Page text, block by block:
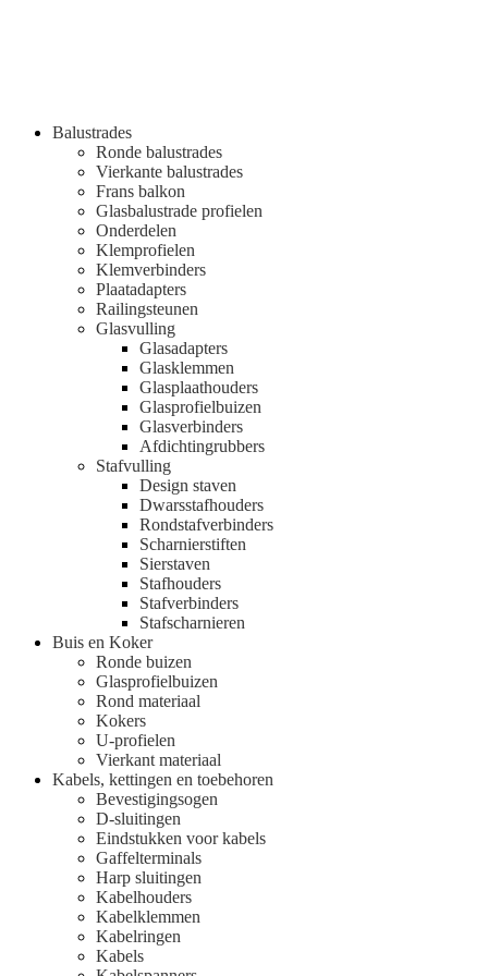
Balustrades
Ronde balustrades
Vierkante balustrades
Frans balkon
Glasbalustrade profielen
Onderdelen
Klemprofielen
Klemverbinders
Plaatadapters
Railingsteunen
Glasvulling
Glasadapters
Glasklemmen
Glasplaathouders
Glasprofielbuizen
Glasverbinders
Afdichtingrubbers
Stafvulling
Design staven
Dwarsstafhouders
Rondstafverbinders
Scharnierstiften
Sierstaven
Stafhouders
Stafverbinders
Stafscharnieren
Buis en Koker
Ronde buizen
Glasprofielbuizen
Rond materiaal
Kokers
U-profielen
Vierkant materiaal
Kabels, kettingen en toebehoren
Bevestigingsogen
D-sluitingen
Eindstukken voor kabels
Gaffelterminals
Harp sluitingen
Kabelhouders
Kabelklemmen
Kabelringen
Kabels